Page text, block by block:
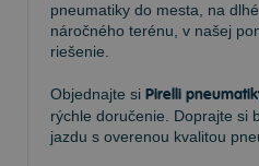
pneumatiky do mesta, na
náročného terénu, v našej
riešenie.
Objednajte si Pirelli
rýchle doručenie. Doprajte si
jazdu s overenou kvalitou